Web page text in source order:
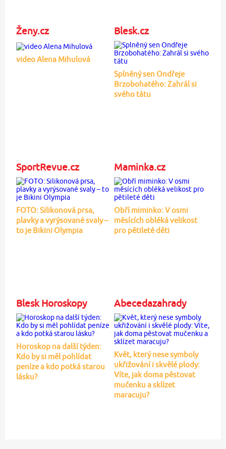
Ženy.cz
video Alena Mihulová
Blesk.cz
Splněný sen Ondřeje
Brzobohatého: Zahrál si
svého tátu
SportRevue.cz
FOTO: Silikonová prsa,
plavky a vyrýsované svaly –
to je Bikini Olympia
Maminka.cz
Obří miminko: V osmi
měsících obléká velikost
pro pětileté děti
Blesk Horoskopy
Horoskop na další týden:
Kdo by si měl pohlídat
peníze a kdo potká starou
lásku?
Abecedazahrady
Květ, který nese symboly
ukřižování i skvělé plody:
Víte, jak doma pěstovat
mučenku a sklízet
maracuju?